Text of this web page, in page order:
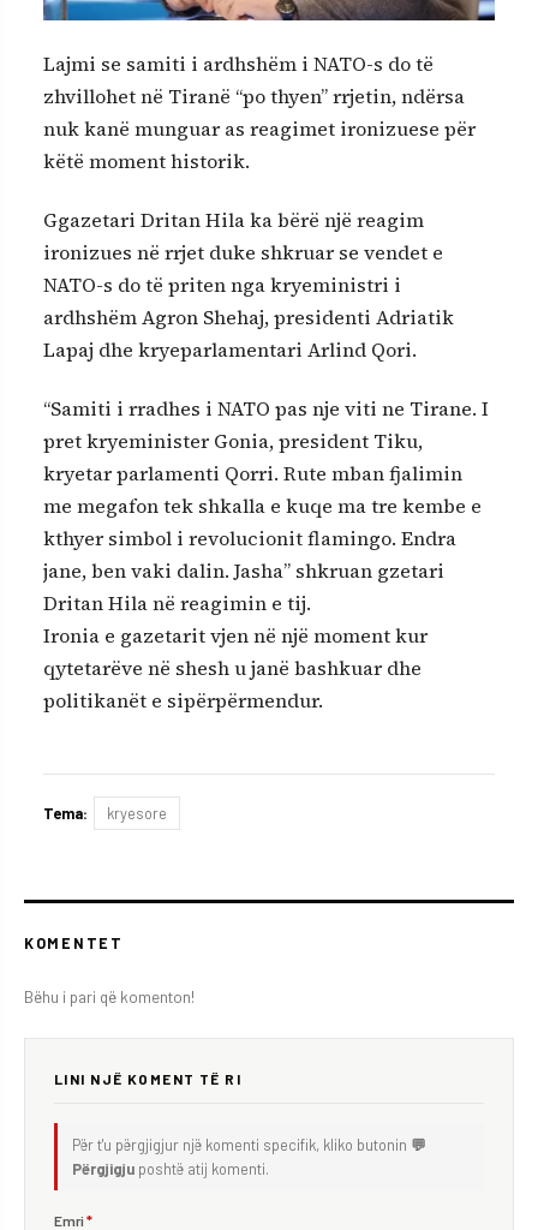
Lajmi se samiti i ardhshëm i NATO-s do të
zhvillohet në Tiranë “po thyen” rrjetin, ndërsa
nuk kanë munguar as reagimet ironizuese për
këtë moment historik.
Ggazetari Dritan Hila ka bërë një reagim
ironizues në rrjet duke shkruar se vendet e
NATO-s do të priten nga kryeministri i
ardhshëm Agron Shehaj, presidenti Adriatik
Lapaj dhe kryeparlamentari Arlind Qori.
“Samiti i rradhes i NATO pas nje viti ne Tirane. I
pret kryeminister Gonia, president Tiku,
kryetar parlamenti Qorri. Rute mban fjalimin
me megafon tek shkalla e kuqe ma tre kembe e
kthyer simbol i revolucionit flamingo. Endra
jane, ben vaki dalin. Jasha” shkruan gzetari
Dritan Hila në reagimin e tij.
Ironia e gazetarit vjen në një moment kur
qytetarëve në shesh u janë bashkuar dhe
politikanët e sipërpërmendur.
Tema: kryesore
KOMENTET
Bëhu i pari që komenton!
LINI NJË KOMENT TË RI
Për t'u përgjigjur një komenti specifik, kliko butonin 💬
Përgjigju poshtë atij komenti.
Emri *